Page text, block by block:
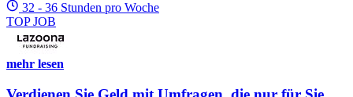
32 - 36 Stunden pro Woche
TOP JOB
mehr lesen